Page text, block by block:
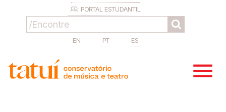
PORTAL ESTUDANTIL
EN PT ES